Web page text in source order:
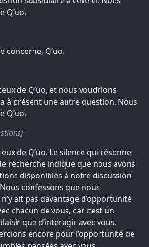
Q’uo.
concerne, Q’uo.
de Q’uo, et nous voudrions
a à présent une autre question. Nous
Q’uo.
de Q’uo. Le silence qui résonne
recherche indique que nous avons
disponibles à notre discussion
confessons que nous
ait pas davantage d’opportunité
chacun de vous, car c’est un
que d’interagir avec vous.
encore pour l’opportunité de